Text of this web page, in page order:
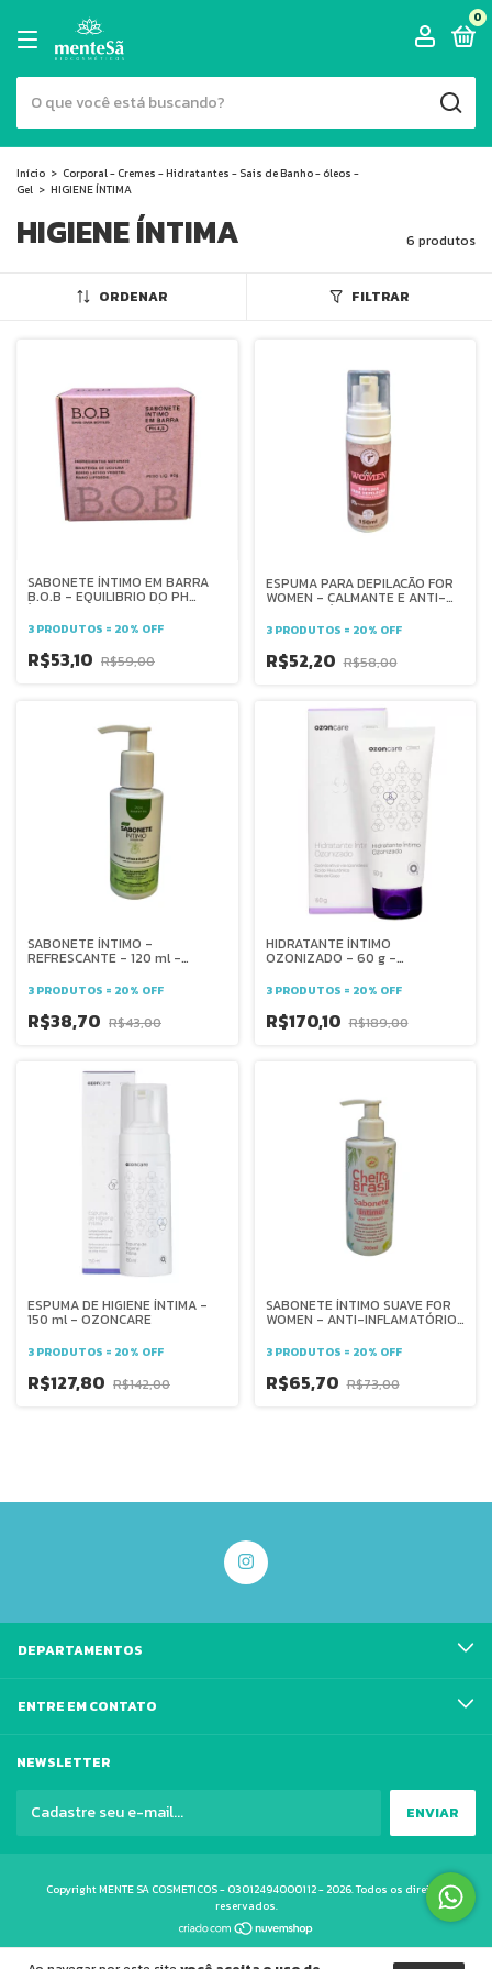
0
Início > Corporal - Cremes - Hidratantes - Sais de Banho - óleos -
Gel > HIGIENE ÍNTIMA
HIGIENE ÍNTIMA 6 produtos
ORDENAR FILTRAR
SABONETE ÍNTIMO EM BARRA
B.O.B - EQUILIBRIO DO PH
ÍNTIMO E HIPOALERGÊNICO -
90G
3 PRODUTOS = 20% OFF
R$53,10 R$59,00
ESPUMA PARA DEPILACÃO FOR
WOMEN - CALMANTE E ANTI-
INFLAMATÓRIA - CHEIRO BRASIL
- 150ML
3 PRODUTOS = 20% OFF
R$52,20 R$58,00
SABONETE ÍNTIMO -
REFRESCANTE - 120 ml -
3 PRODUTOS = 20% OFF
R$38,70 R$43,00
HIDRATANTE ÍNTIMO
OZONIZADO - 60 g -
3 PRODUTOS = 20% OFF
R$170,10 R$189,00
ESPUMA DE HIGIENE ÍNTIMA -
150 ml - OZONCARE
3 PRODUTOS = 20% OFF
R$127,80 R$142,00
SABONETE ÍNTIMO SUAVE FOR
WOMEN - ANTI-INFLAMATÓRIO,
3 PRODUTOS = 20% OFF
R$65,70 R$73,00
DEPARTAMENTOS
ENTRE EM CONTATO
NEWSLETTER
Copyright MENTE SA COSMETICOS - 03012494000112 - 2026. Todos os direitos
reservados.